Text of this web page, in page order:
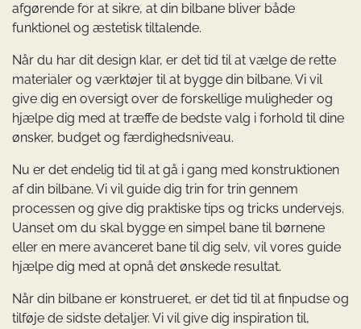
afgørende for at sikre, at din bilbane bliver både
funktionel og æstetisk tiltalende.
Når du har dit design klar, er det tid til at vælge de rette
materialer og værktøjer til at bygge din bilbane. Vi vil
give dig en oversigt over de forskellige muligheder og
hjælpe dig med at træffe de bedste valg i forhold til dine
ønsker, budget og færdighedsniveau.
Nu er det endelig tid til at gå i gang med konstruktionen
af din bilbane. Vi vil guide dig trin for trin gennem
processen og give dig praktiske tips og tricks undervejs.
Uanset om du skal bygge en simpel bane til børnene
eller en mere avanceret bane til dig selv, vil vores guide
hjælpe dig med at opnå det ønskede resultat.
Når din bilbane er konstrueret, er det tid til at finpudse og
tilføje de sidste detaljer. Vi vil give dig inspiration til,